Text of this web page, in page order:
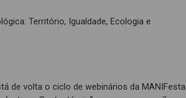
Território, Igualdade, Ecologia e
de volta o ciclo de webinários da MANIFesta